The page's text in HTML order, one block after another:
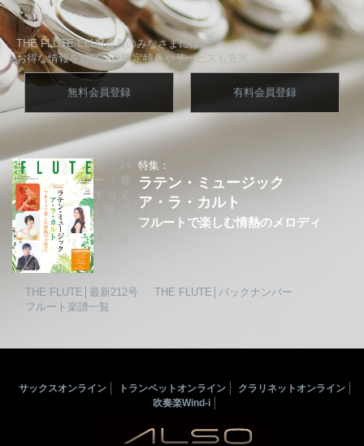
THE FLUTE CLUB会員のみなさまには、
お得な情報をお届け、限定特典やサービスも充実
無料会員登録 有料会員登録
特集：
ラテン・ミュージック
ア・ラ・カルト
フルートで楽しむ情熱のメロディ
カバ
ー：赤
木りえ
THE FLUTE│最新212号
THE FLUTE│バックナンバー
フルート楽譜一覧
サックスオンライン トランペットオンライン
クラリネットオンライン
吹奏楽Wind-i